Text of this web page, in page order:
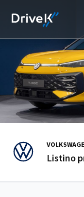
Listino